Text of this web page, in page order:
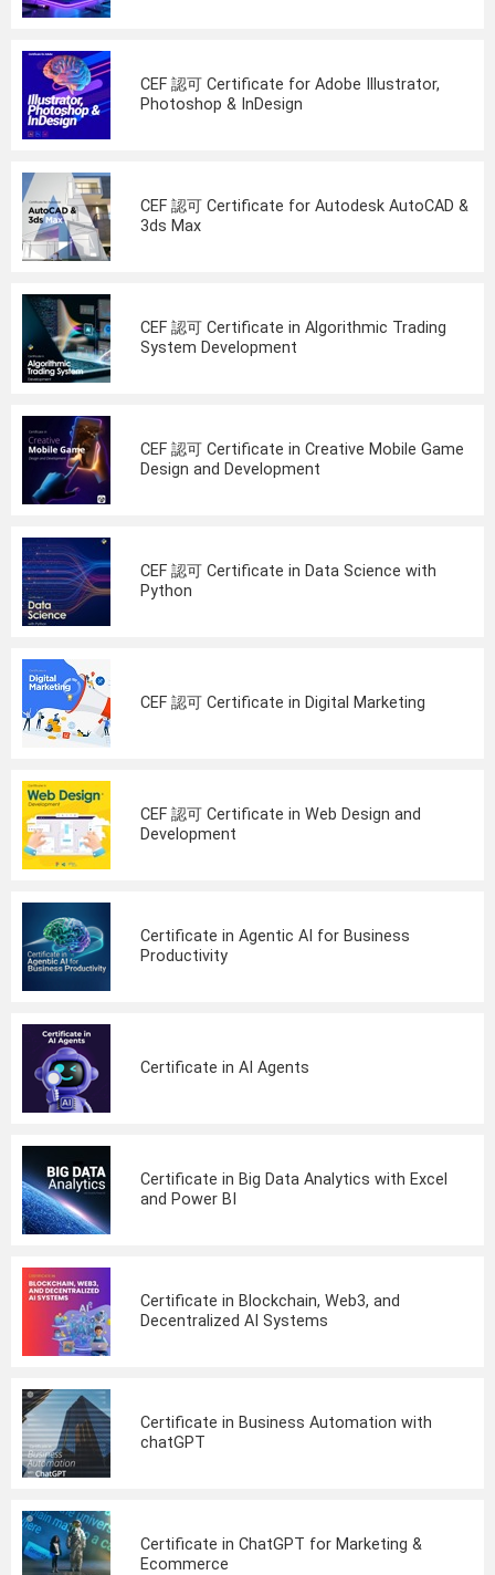
CEF 認可 Certificate for Adobe Illustrator,
Photoshop & InDesign
CEF 認可 Certificate for Autodesk AutoCAD &
3ds Max
CEF 認可 Certificate in Algorithmic Trading
System Development
CEF 認可 Certificate in Creative Mobile Game
Design and Development
CEF 認可 Certificate in Data Science with
Python
CEF 認可 Certificate in Digital Marketing
CEF 認可 Certificate in Web Design and
Development
Certificate in Agentic AI for Business
Productivity
Certificate in AI Agents
Certificate in Big Data Analytics with Excel
and Power BI
Certificate in Blockchain, Web3, and
Decentralized AI Systems
Certificate in Business Automation with
chatGPT
Certificate in ChatGPT for Marketing &
Ecommerce